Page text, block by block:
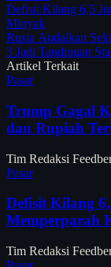
Defisit Kilang 6,5
Minyak
Rusia Andalkan
3 Jadi Tandingan
Artikel Terkait
Pasar
Trump Gagal
dan Rupiah
Tim Redaksi
Pasar
Defisit Kilang
Memperparah
Tim Redaksi